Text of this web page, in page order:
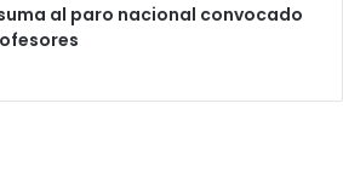
al paro nacional convocado